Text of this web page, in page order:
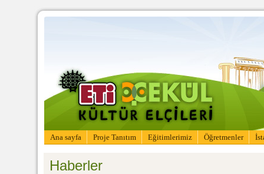
Ana sayfa Proje Tanıtım Eğitimlerimiz Öğretmenler
Haberler